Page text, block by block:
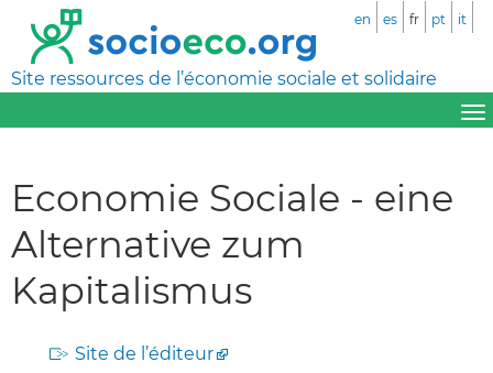
Site ressources de l’économie sociale et solidaire
en es fr pt it
Economie Sociale - eine
Alternative zum
Kapitalismus
Site de l’éditeur